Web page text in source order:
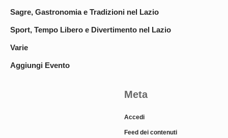
Sagre, Gastronomia e Tradizioni nel Lazio
Sport, Tempo Libero e Divertimento nel Lazio
Varie
Aggiungi Evento
Meta
Accedi
Feed dei contenuti